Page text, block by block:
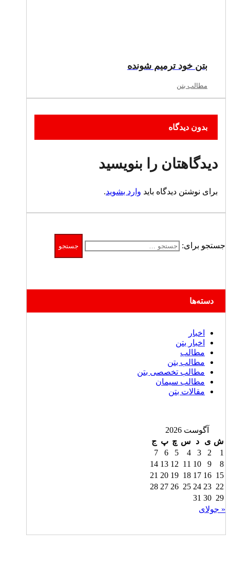
بتن خود ترمیم شونده
مطالب بتن
بدون دیدگاه
دیدگاهتان را بنویسید
برای نوشتن دیدگاه باید وارد بشوید.
جستجو برای:
دسته‌ها
اخبار
اخبار بتن
مطالب
مطالب بتن
مطالب تخصصی بتن
مطالب سیمان
مقالات بتن
آگوست 2026
ش ی د س چ پ ج
1
2
3
4
5
6
7
8
9
10
11
12
13
14
15
16
17
18
19
20
21
22
23
24
25
26
27
28
29
30
31
« جولای